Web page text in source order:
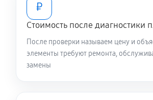
₽
Стоимость после диагностики
После проверки называем цену и
элементы требуют ремонта,
замены